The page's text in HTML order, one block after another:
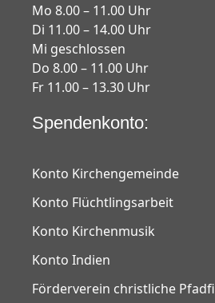
Mo 8.00 – 11.00 Uhr
Di 11.00 – 14.00 Uhr
Mi geschlossen
Do 8.00 – 11.00 Uhr
Fr 11.00 – 13.30 Uhr
Spendenkonto:
Konto Kirchengemeinde
Konto Flüchtlingsarbeit
Konto Kirchenmusik
Konto Indien
Förderverein christliche